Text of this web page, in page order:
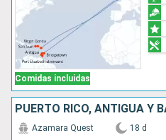
Comidas incluidas
Azamara Quest 18 d